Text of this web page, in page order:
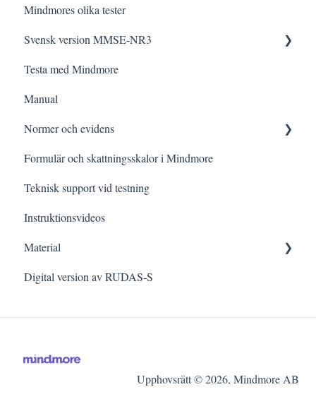
Testa med Mindmore
Frågor och svar
Den kognitiva profilen
Tips och strategier
Kognitiva funktioner i vardagen
Testning vid specifik frågeställning
Meddelanden i detaljerade resultatvyn
Mindmores olika tester
Svensk version MMSE-NR3
Frågor och svar
Administrering
Rättning och Tolkning för specifik kategori
Testa med Mindmore
Manual
Normer och evidens
Forskningsartiklar och sammanfattningar
Evidens per domän
Formulär och skattningsskalor i Mindmore
Teknisk support vid testning
Instruktionsvideos
Material
Nedladdningsbart material
Digital version av RUDAS-S
Upphovsrätt © 2026, Mindmore AB